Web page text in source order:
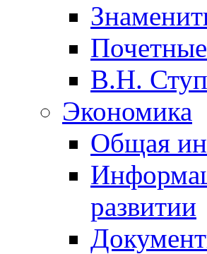
В.Н.
Экономика
Общая
развитии